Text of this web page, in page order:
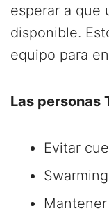
esperar a que
disponible.
equipo para
Las personas
Evitar